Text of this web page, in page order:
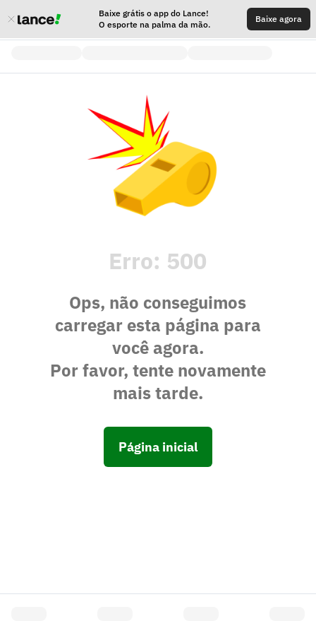
Baixe grátis o app do Lance!
O esporte na palma da mão.
Baixe agora
Erro: 500
Ops, não conseguimos
carregar esta página para
você agora.
Por favor, tente novamente
mais tarde.
Página inicial